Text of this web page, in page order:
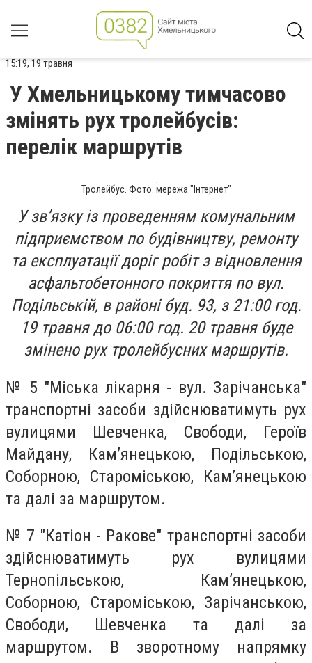
15:19, 19 травня
У Хмельницькому тимчасово
змінять рух тролейбусів:
перелік маршрутів
Тролейбус. Фото: мережа "Інтернет"
У зв’язку із проведенням комунальним
підприємством по будівництву, ремонту
та експлуатації доріг робіт з відновлення
асфальтобетонного покриття по вул.
Подільській, в районі буд. 93, з 21:00 год.
19 травня до 06:00 год. 20 травня буде
змінено рух тролейбусних маршрутів.
№ 5 "Міська лікарня - вул. Зарічанська"
транспортні засоби здійснюватимуть рух
вулицями Шевченка, Свободи, Героїв
Майдану, Кам’янецькою, Подільською,
Соборною, Староміською, Кам’янецькою
та далі за маршрутом.
№ 7 "Катіон - Ракове" транспортні засоби
здійснюватимуть рух вулицями
Тернопільською, Кам’янецькою,
Соборною, Староміською, Зарічанською,
Свободи, Шевченка та далі за
маршрутом. В зворотному напрямку